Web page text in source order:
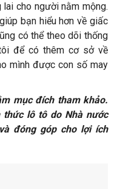
cho người nằm mộng.
bạn hiểu hơn về giấc
có thể theo dõi thống
để có thêm cơ sở về
mình được con số may
mục đích tham khảo.
thức lô tô do Nhà nước
đóng góp cho lợi ích